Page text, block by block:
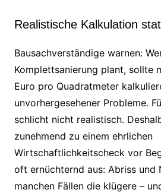
Realistische Kalkulation
Bausachverständige warnen:
Komplettsanierung plant, sollte
Euro pro Quadratmeter
unvorhergesehener Probleme.
schlicht nicht realistisch.
zunehmend zu einem ehrlichen
Wirtschaftlichkeitscheck vor
oft ernüchternd aus: Abriss und
manchen Fällen die klügere –